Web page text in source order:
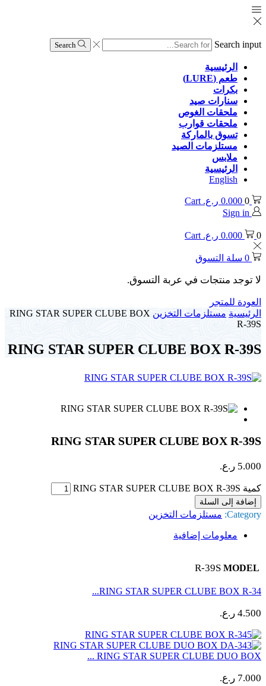
Search input
Search
الرئيسية
طعم (LURE)
بكرات
سنارات صيد
ملحقات الغوص
ملحقات قوارب
تسوق بالماركة
مستلزمات الصيد
ملابس
الرئيسية
English
Cart 0.000 ر.ع.
0
Sign in
Cart 0.000 ر.ع. 0
0 سلة التسوق
لا توجد منتجات في عربة التسوق.
العودة للمتجر
الرئيسية مستلزمات التخزين RING STAR SUPER CLUBE BOX
R-39S
RING STAR SUPER CLUBE BOX R-39S
RING STAR SUPER CLUBE BOX R-39S
5.000 ر.ع.
كمية RING STAR SUPER CLUBE BOX R-39S
إضافة إلى السلة
Category: مستلزمات التخزين
معلومات إضافية
MODEL
R-39S
RING STAR SUPER CLUBE BOX R-34...
4.500 ر.ع.
RING STAR SUPER CLUBE DUO BOX ...
7.000 ر.ع.